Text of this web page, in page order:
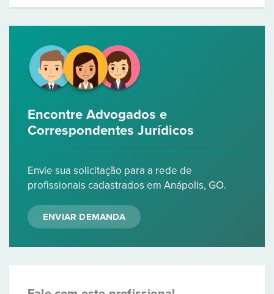
Encontre Advogados e
Correspondentes Jurídicos
Envie sua solicitação para a rede de
profissionais cadastrados em Anápolis, GO.
ENVIAR DEMANDA